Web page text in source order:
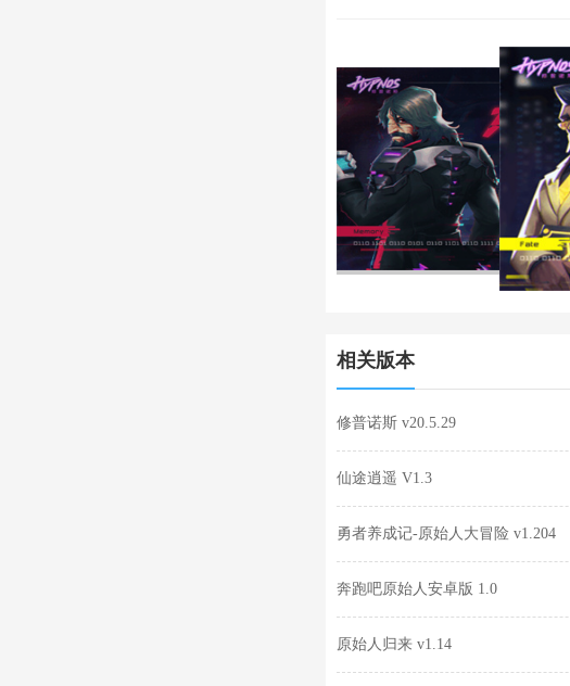
相关版本
修普诺斯 v20.5.29
仙途逍遥 V1.3
勇者养成记-原始人大冒险 v1.204
奔跑吧原始人安卓版 1.0
原始人归来 v1.14